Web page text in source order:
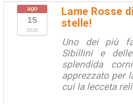
ago
15
2026
Lame Rosse
stelle!
Uno dei più
Sibillini e
splendida
apprezzato per
cui la lecceta